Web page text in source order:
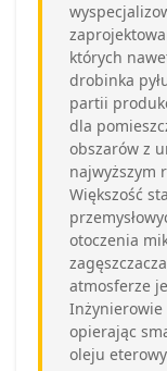
których
drobinka
partii
dla
obszarów z
najwyższym
Większość
otoczenia
atmosferze
Inżynierowie
opierając
oleju